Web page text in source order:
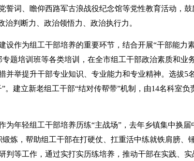
词、瞻仰西路军古浪战役纪念馆等党性教育活动，
判断力、政治领悟力、政治执行力。
设作为组工干部培养的重要环节，结合开展“干部能力
题培训班等各类培训，在全市组工干部政治素质和业
举提升干部专业知识、专业能力和专业精神。选拔5
建立新老组工干部“结对传帮带”机制，由14名科室
为年轻组工干部培养历练“主战场”，去年乡镇集中换
炼，帮助组工干部在打硬仗、扛重活中练就铁肩膀、
等工作，通过实打实历练培养，推动干部在实践、